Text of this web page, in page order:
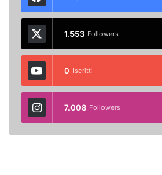
1.553 Followers
0 Iscritti
7.008 Followers